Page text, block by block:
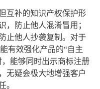
互补的知识产权保护形
，防止他人混淆冒用；
止他人抄袭复制。对于
有效强化产品的“自主
能够同时出示商标注册
无疑会极大地增强客户
。